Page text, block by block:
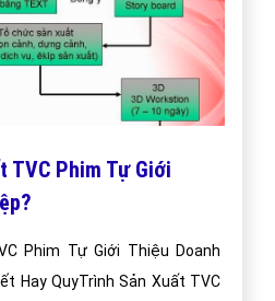
TVC Phim Tự Giới
Phim Tự Giới Thiệu Doanh
Hay QuyTrình Sản Xuất TVC